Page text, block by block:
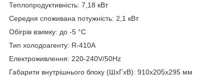
Теплопродуктивність: 7,18 кВт
Середня споживана потужність: 2,1 кВт
Обігрів взимку: до -5 °C
Тип холодоагенту: R-410A
Електроживлення: 220-240V/50Hz
Габарити внутрішнього блоку (ШхГхВ): 910x205x295 мм